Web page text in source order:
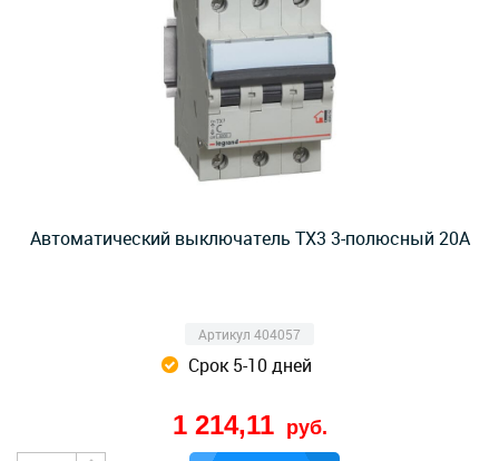
Автоматический выключатель TX3 3-полюсный 20А
Артикул 404057
Срок 5-10 дней
1 214,11 руб.